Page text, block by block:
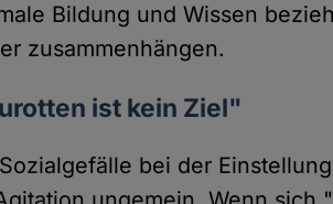
Bildung und Wissen
zusammenhängen.
ist kein Ziel"
bei der